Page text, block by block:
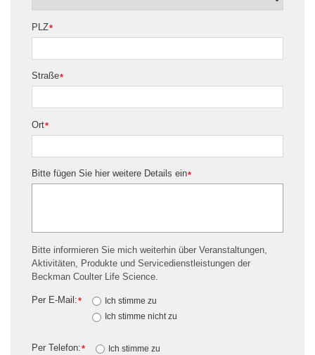
*
PLZ
*
Straße
*
Ort
*
Bitte fügen Sie hier weitere Details ein
Bitte informieren Sie mich weiterhin über Veranstaltungen,
Aktivitäten, Produkte und Servicedienstleistungen der
Beckman Coulter Life Science.
*
Per E-Mail:
Ich stimme zu
Ich stimme nicht zu
*
Per Telefon:
Ich stimme zu